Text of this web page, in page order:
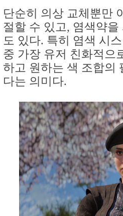
단순히 의상 교체뿐만
절할 수 있고, 염색약
도 있다. 특히 염색 시
중 가장 유저 친화적으
하고 원하는 색 조합의
다는 의미다.